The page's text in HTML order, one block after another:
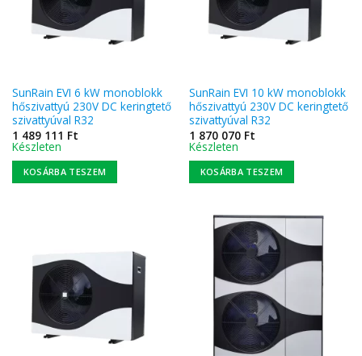
SunRain EVI 6 kW monoblokk
hőszivattyú 230V DC keringtető
szivattyúval R32
1 489 111 Ft
Készleten
KOSÁRBA TESZEM
SunRain EVI 10 kW monoblokk
hőszivattyú 230V DC keringtető
szivattyúval R32
1 870 070 Ft
Készleten
KOSÁRBA TESZEM